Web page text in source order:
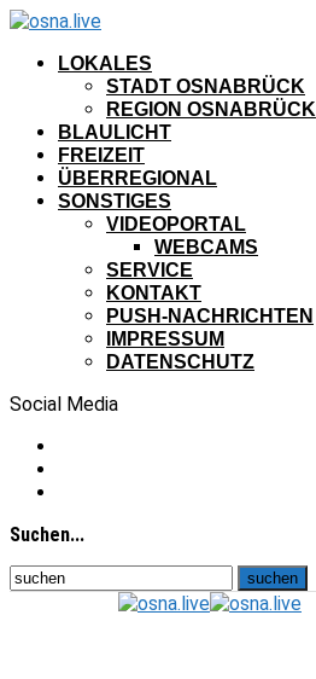
LOKALES
STADT OSNABRÜCK
REGION OSNABRÜCK
BLAULICHT
FREIZEIT
ÜBERREGIONAL
SONSTIGES
VIDEOPORTAL
WEBCAMS
SERVICE
KONTAKT
PUSH-NACHRICHTEN
IMPRESSUM
DATENSCHUTZ
Social Media
Suchen...